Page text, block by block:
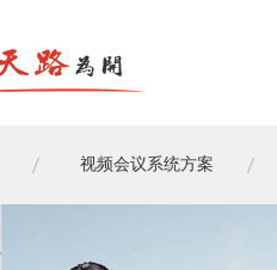
视频会议系统方案